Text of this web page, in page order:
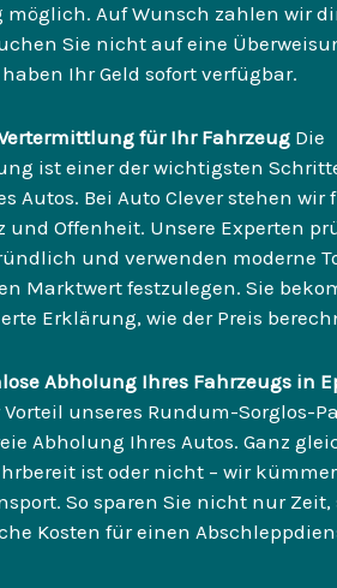
möglich. Auf Wunsch zahlen wir
Sie nicht auf eine
Ihr Geld sofort verfügbar.
für Ihr Fahrzeug Die
ist einer der wichtigsten
Autos. Bei Auto Clever stehen wir
und Offenheit. Unsere Experten
und verwenden moderne
Marktwert festzulegen. Sie
Erklärung, wie der Preis
Abholung Ihres Fahrzeugs in
Vorteil unseres Rundum-Sorglos-
Abholung Ihres Autos. Ganz
ist oder nicht – wir
So sparen Sie nicht nur Zeit,
Kosten für einen